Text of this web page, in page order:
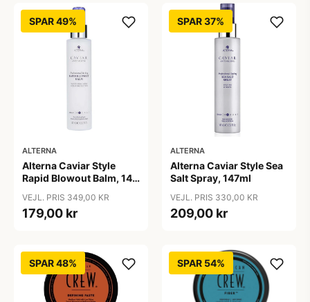
SPAR 49%
ALTERNA
Alterna Caviar Style
Rapid Blowout Balm, 147
VEJL. PRIS 349,00 KR
179,00 kr
SPAR 37%
ALTERNA
Alterna Caviar Style Sea
Salt Spray, 147ml
VEJL. PRIS 330,00 KR
209,00 kr
SPAR 48% SPAR 54%